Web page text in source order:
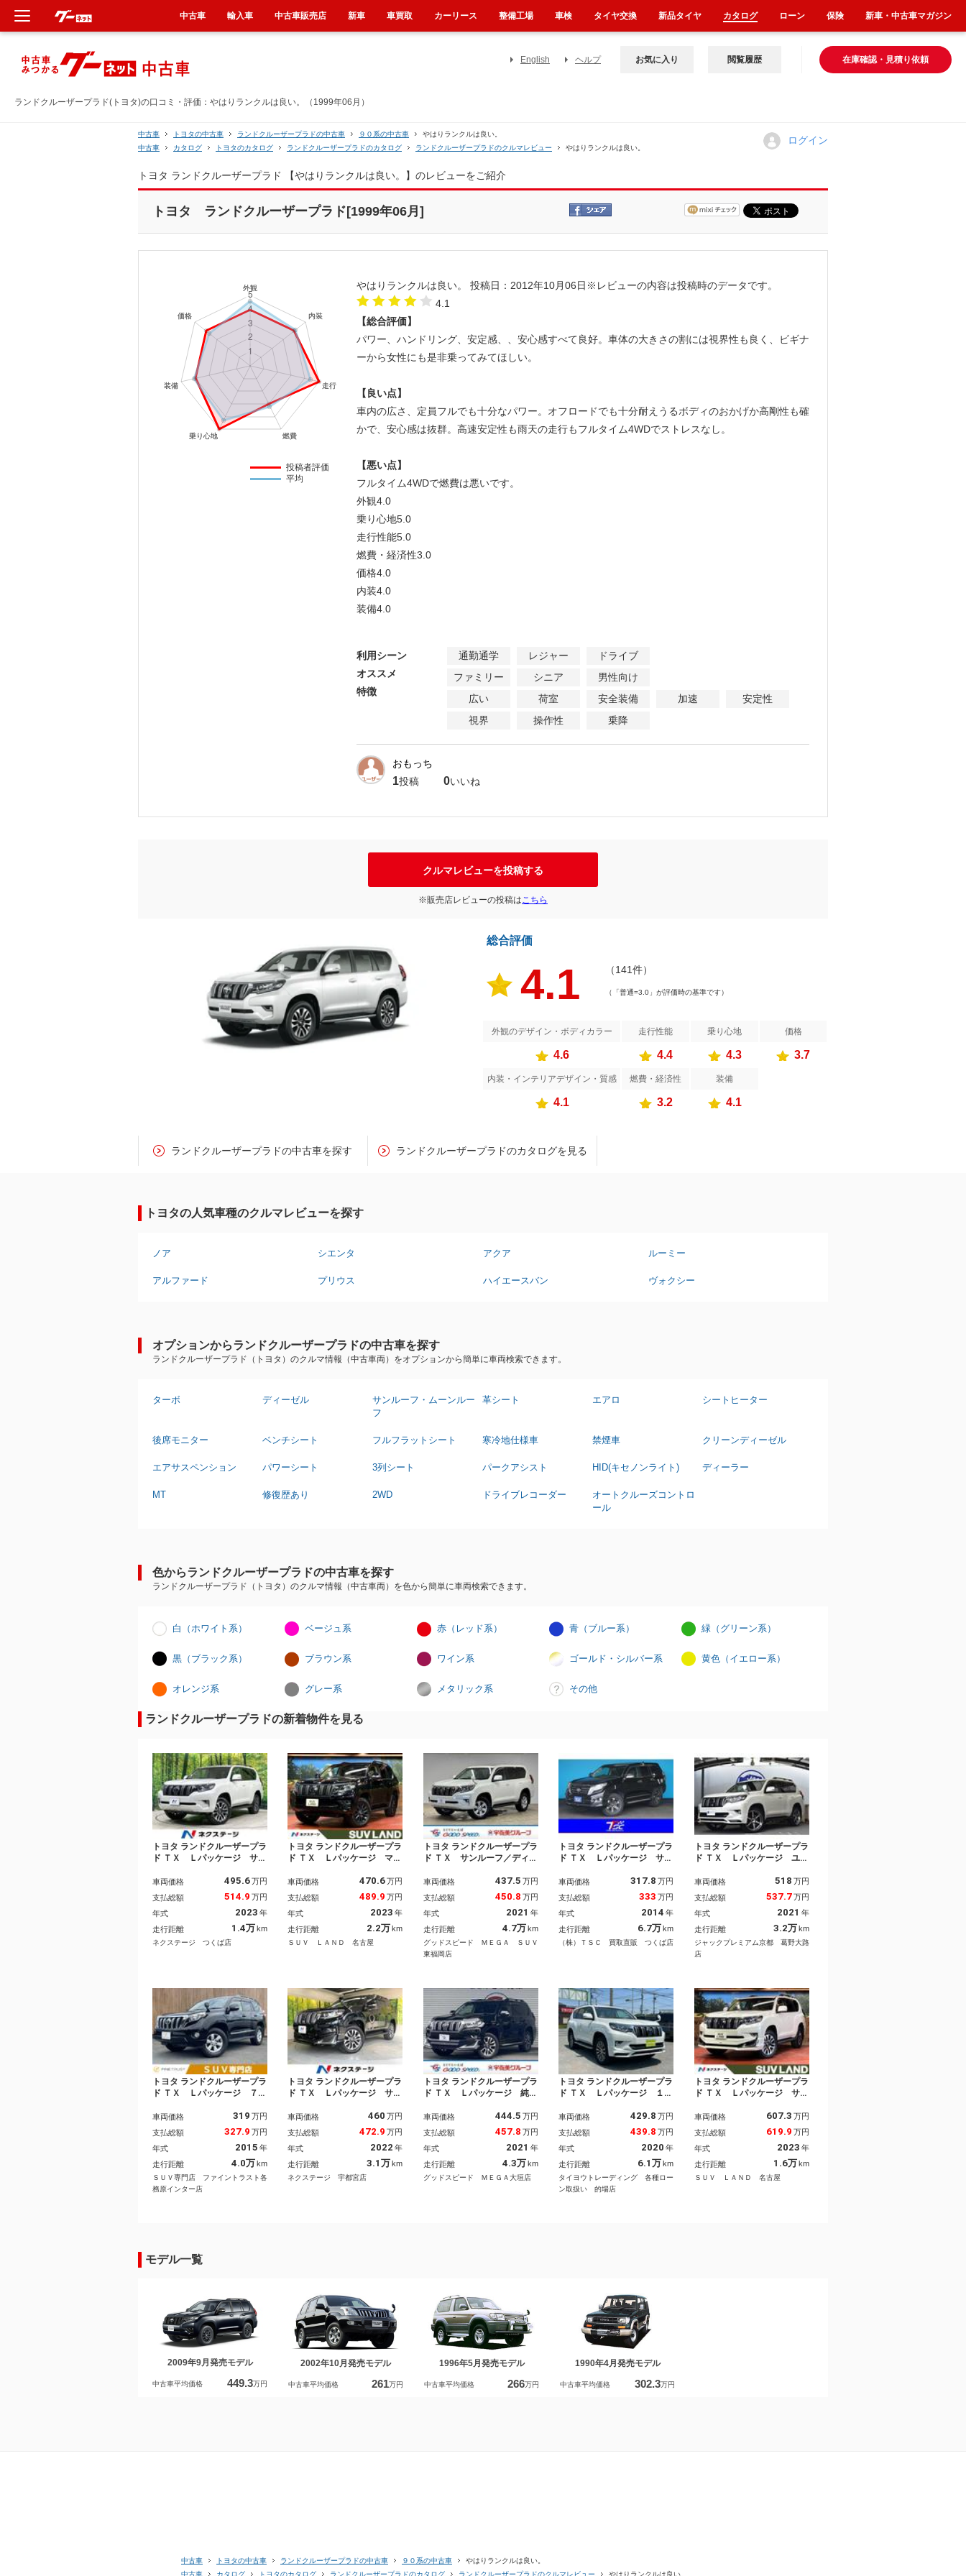
ランドクルーザープラド(トヨタ)の口コミ・評価：やはりランクルは良い。（1999年06月）
English ヘルプ 在庫確認・見積り依頼
お気に入り 閲覧履歴
中古車 トヨタの中古車 ランドクルーザープラドの中古車 ９０系の中古車
やはりランクルは良い。
中古車
カタログ トヨタのカタログ ランドクルーザープラドのカタログ ランドクルーザープラドのクルマレビュー やはりランクルは良い。
ログイン
トヨタ ランドクルーザープラド 【やはりランクルは良い。】のレビューをご紹介
トヨタ ランドクルーザープラド[1999年06月]
投稿者評価
平均
やはりランクルは良い。 投稿日：2012年10月06日 ※レビューの内容は投稿時のデータです。
4.1
【総合評価】
パワー、ハンドリング、安定感、、安心感すべて良好。車体の大きさの割には視界性も良く、ビギナ
ーから女性にも是非乗ってみてほしい。
【良い点】
車内の広さ、定員フルでも十分なパワー。オフロードでも十分耐えうるボディのおかげか高剛性も確
かで、安心感は抜群。高速安定性も雨天の走行もフルタイム4WDでストレスなし。
【悪い点】
フルタイム4WDで燃費は悪いです。
外観4.0
乗り心地5.0
走行性能5.0
燃費・経済性3.0
価格4.0
内装4.0
装備4.0
利用シーン 通勤通学 レジャー
ドライブ
オススメ
ファミリー シニア
男性向け
特徴
広い 荷室 安全装備 加速
安定性
視界
操作性 乗降
おもっち
1投稿 0いいね
クルマレビューを投稿する
※販売店レビューの投稿はこちら
総合評価
4.1 （141件）
（「普通=3.0」が評価時の基準です）
外観のデザイン・ボディカラー 走行性能 乗り心地 価格
4.6 4.4 4.3 3.7
内装・インテリアデザイン・質感 燃費・経済性 装備
4.1 3.2 4.1
ランドクルーザープラドの中古車を探す ランドクルーザープラドのカタログを見る
トヨタの人気車種のクルマレビューを探す
ノア シエンタ アクア ルーミー
アルファード プリウス ハイエースバン ヴォクシー
オプションからランドクルーザープラドの中古車を探す
ランドクルーザープラド（トヨタ）のクルマ情報（中古車両）をオプションから簡単に車両検索できます。
ターボ ディーゼル
サンルーフ・ムーンルー
フ
革シート エアロ シートヒーター
後席モニター ベンチシート フルフラットシート 寒冷地仕様車 禁煙車 クリーンディーゼル
エアサスペンション パワーシート 3列シート パークアシスト HID(キセノンライト) ディーラー
MT 修復歴あり 2WD ドライブレコーダー
オートクルーズコントロ
ール
色からランドクルーザープラドの中古車を探す
ランドクルーザープラド（トヨタ）のクルマ情報（中古車両）を色から簡単に車両検索できます。
白（ホワイト系） ベージュ系 赤（レッド系） 青（ブルー系） 緑（グリーン系）
黒（ブラック系） ブラウン系 ワイン系 ゴールド・シルバー系 黄色（イエロー系）
オレンジ系 グレー系 メタリック系 その他
ランドクルーザープラドの新着物件を見る
トヨタ ランドクルーザープラ
ド ＴＸ Ｌパッケージ サン
囲カメラ ７人乗り セーフ
ティセンス レーダークルー
ズ 禁煙 ベージュ革シー
ト シートエアコン コーナ
ーセンサー スマートキー
ＬＥＤヘッド ＥＴＣ 純正
車両価格 495.6万円
支払総額 514.9 万円
年式 2023 年
走行距離 1.4万km
ネクステージ つくば店
トヨタ ランドクルーザープラ
ド ＴＸ Ｌパッケージ マッ
人乗り メーカー９型ナビ
サンルーフ 全周囲カメラ
衝突被害軽減システム レー
ダークルーズ 禁煙車 レザ
ーシート 前席シートエアコ
ン パワーシート ドラレ
車両価格 470.6 万円
支払総額 489.9 万円
年式 2023 年
走行距離 2.2万 km
ＳＵＶ ＬＡＮＤ 名古屋
トヨタ ランドクルーザープラ
ド ＴＸ サンルーフ／ディス
メラ／レーダークルコン／ダ
ウンヒルアシスト／レーンキ
ープアシスト／オートハイビ
ーム／ＬＥＤヘッドライド／
ＥＴＣ／スマートキー／ディ
ーゼル／
車両価格 437.5 万円
支払総額 450.8 万円
年式 2021 年
走行距離 4.7万km
グッドスピード ＭＥＧＡ ＳＵＶ
東福岡店
トヨタ ランドクルーザープラ
ド ＴＸ Ｌパッケージ サン
エアロ／メーカーオプション
ＳＤナビ／Ｗｅｄｓ製１７イ
ンチアルミ／ＬＥＤヘッドラ
イト／バックカメラ／本革シ
ート／パワーシート／シート
ヒーター／ドラレコ／ＥＴＣ
車両価格 317.8 万円
支払総額 333 万円
年式 2014 年
走行距離 6.7万km
（株）ＴＳＣ 買取直販 つくば店
トヨタ ランドクルーザープラ
ド ＴＸ Ｌパッケージ ユー
５人 ＴＳＳ ガラスＳＲ
ＴＲＤエアロ ＭＺスピード
２２ＡＷ アルパイン９型ナ
ビ フルセグ Ｂカメラ 黒
革シート エアシート＆ヒー
ター Ｒクルーズ ＬＤＡ
ルーフレール
車両価格 518 万円
支払総額 537.7万円
年式 2021 年
走行距離 3.2万km
ジャックプレミアム京都 葛野大路
店
トヨタ ランドクルーザープラ
ド ＴＸ Ｌパッケージ ７人
保証付 バックカメラ ＬＥ
Ｄヘッドライト 禁煙車 Ｅ
ＴＣ ＳＤナビ 地デジＴ
Ｖ ４ＷＤ パワーシート
本革シート シートヒータ
ー クルーズコントロール
スマートキー 電動格納ミラ
車両価格 319 万円
支払総額 327.9 万円
年式 2015 年
走行距離 4.0万km
ＳＵＶ専門店 ファイントラスト各
務原インター店
トヨタ ランドクルーザープラ
ド ＴＸ Ｌパッケージ サン
純正９型ＳＤナビ バックカ
メラ 寒冷地仕様 衝突被害
軽減システム レーダークル
ーズ 禁煙車 黒革 前席シ
ートエアコン コーナーセン
サー スマートキー
車両価格 460 万円
支払総額 472.9 万円
年式 2022 年
走行距離 3.1万 km
ネクステージ 宇都宮店
トヨタ ランドクルーザープラ
ド ＴＸ Ｌパッケージ 純正
ｅＣａｒＰｌａｙ／全周囲
車両価格 444.5 万円
支払総額 457.8 万円
年式 2021 年
走行距離 4.3万km
グッドスピード ＭＥＧＡ大垣店
トヨタ ランドクルーザープラ
ド ＴＸ Ｌパッケージ １年
アロ サンルーフ ベージュ
レザーシート 純正アルミホ
イール 電動シート ナビＴ
Ｖ ＥＴＣ バックカメラ
ドライブレコーダー Ｂｌｕ
ｅｔｏｏｔｈ接続 ＨＤＭ
Ｉ ルーフレール
車両価格 429.8 万円
支払総額 439.8 万円
年式 2020 年
走行距離 6.1万km
タイヨウトレーディング 各種ロー
ン取扱い 的場店
トヨタ ランドクルーザープラ
ド ＴＸ Ｌパッケージ サン
純正９型ディスプレイオーデ
ィオ 全周囲カメラ 衝突被
害軽減システム レーダーク
ルーズ 禁煙車 レザーシー
ト 前席シートエアコン ド
ラレコ コーナーセンサー
車両価格 607.3 万円
支払総額 619.9 万円
年式 2023 年
走行距離 1.6万km
ＳＵＶ ＬＡＮＤ 名古屋
モデル一覧
2009年9月発売モデル
中古車平均価格 449.3万円
2002年10月発売モデル
中古車平均価格 261万円
1996年5月発売モデル
中古車平均価格 266万円
1990年4月発売モデル
中古車平均価格 302.3万円
中古車 トヨタの中古車 ランドクルーザープラドの中古車 ９０系の中古車
やはりランクルは良い。
中古車
カタログ トヨタのカタログ ランドクルーザープラドのカタログ ランドクルーザープラドのクルマレビュー やはりランクルは良い。
中古車 輸入車 中古車販売店 新車 車買取 カーリース 整備工場 車検 タイヤ交換 新品タイヤ カタログ ローン 保険 新車・中古車マガジン
新車
中古車